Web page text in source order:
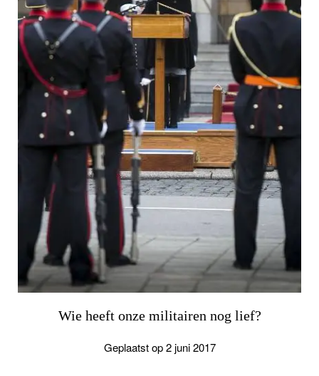
Wie heeft onze militairen nog lief?
Geplaatst op 2 juni 2017